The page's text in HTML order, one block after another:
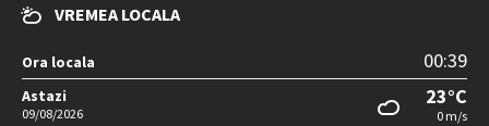
VREMEA LOCALA
Ora locala 00:39
Astazi
09/08/2026
23°C
0 m/s